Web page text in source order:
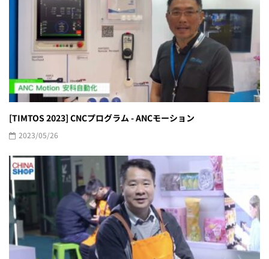
[TIMTOS 2023] CNCプログラム - ANCモーション
2023/05/26